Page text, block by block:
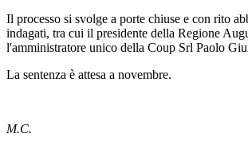
Il processo si svolge a porte chiuse e con rito
indagati, tra cui il presidente della Regione
l'amministratore unico della Coup Srl Paolo
La sentenza è attesa a novembre.
M.C.